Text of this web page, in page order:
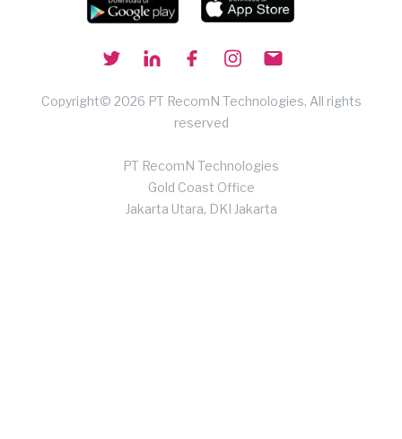
Copyright© 2026 PT RecomN Technologies, All rights
reserved
PT RecomN Technologies
Gold Coast Office
Jakarta Utara, DKI Jakarta